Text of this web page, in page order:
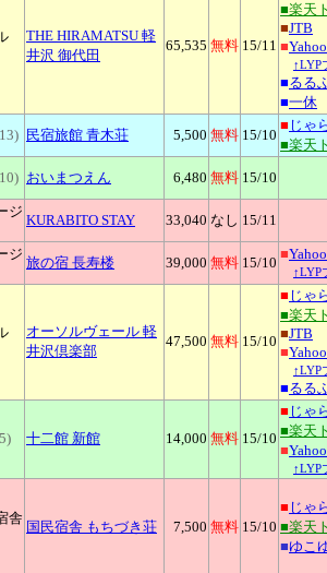
THE HIRAMATSU 軽
井沢 御代田
65,535 無料 15/11
■楽天
■JTB
■
↑LYP
■るる
■一休
民宿旅館 青木荘 5,500 無料 15/10
■ じゃ
■楽天
おいまつえん 6,480 無料 15/10
ジ
KURABITO STAY 33,040 なし 15/11
ジ
旅の宿 長寿楼 39,000 無料 15/10
■
↑LYP
オーソルヴェール 軽
井沢倶楽部
47,500 無料 15/10
■ じゃ
■楽天
■JTB
■
↑LYP
■るる
十二館 新館 14,000 無料 15/10
■ じゃ
■楽天
■
↑LYP
舎
国民宿舎 もちづき荘 7,500 無料 15/10
■ じゃ
■楽天
■ゆこ